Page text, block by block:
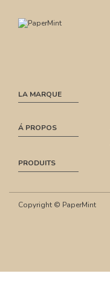
LA MARQUE
Á PROPOS
PRODUITS
Copyright © PaperMint